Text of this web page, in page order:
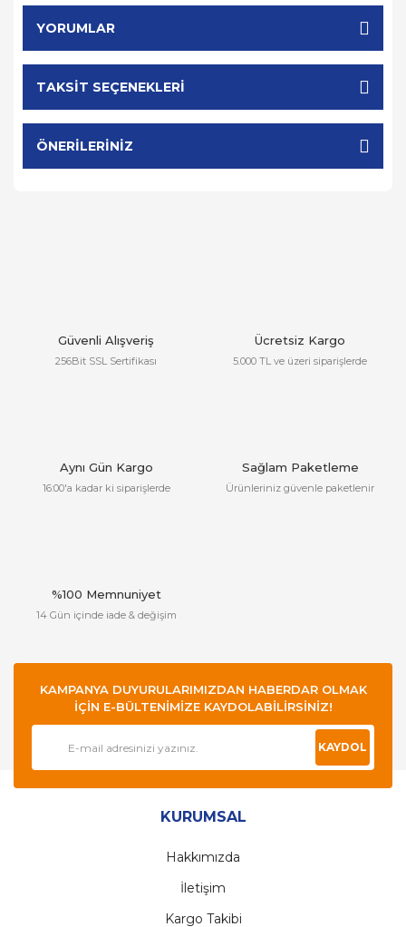
YORUMLAR
TAKSIT SEÇENEKLERI
ÖNERILERINIZ
Güvenli Alışveriş
256Bit SSL Sertifikası
Ücretsiz Kargo
5.000 TL ve üzeri siparişlerde
Aynı Gün Kargo
16:00'a kadar ki siparişlerde
Sağlam Paketleme
Ürünleriniz güvenle paketlenir
%100 Memnuniyet
14 Gün içinde iade & değişim
KAMPANYA DUYURULARIMIZDAN HABERDAR OLMAK
İÇİN E-BÜLTENİMİZE KAYDOLABİLİRSİNİZ!
KAYDOL
KURUMSAL
Hakkımızda
İletişim
Kargo Takibi